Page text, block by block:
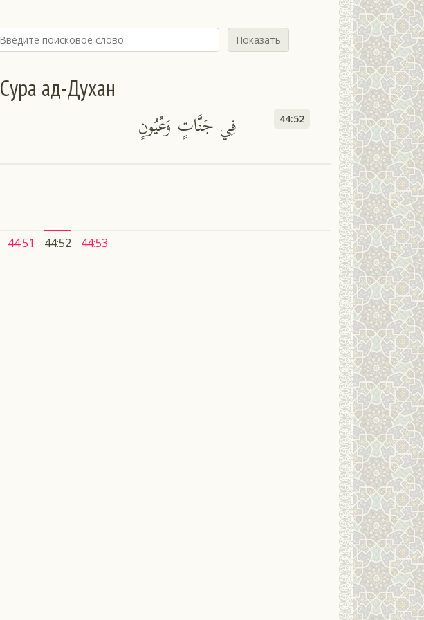
Показать
Сура ад-Духан
فِي جَنَّاتٍ وَعُيُونٍ 44:52
44:51 44:52 44:53